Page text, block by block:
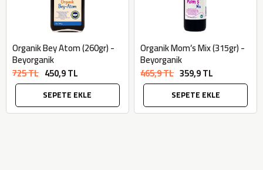
Organik Bey Atom (260gr) -
Beyorganik
725 TL 450,9 TL
SEPETE EKLE
Organik Mom’s Mix (315gr) -
Beyorganik
465,9 TL 359,9 TL
SEPETE EKLE